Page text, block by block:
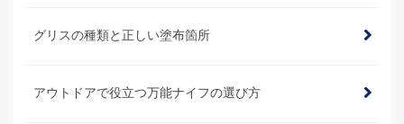
グリスの種類と正しい塗布箇所
アウトドアで役立つ万能ナイフの選び方